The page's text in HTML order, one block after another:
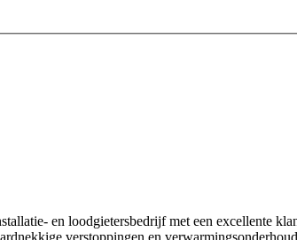
en loodgietersbedrijf met een excellente
verstoppingen en